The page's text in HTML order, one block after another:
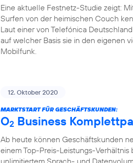
Eine aktuelle Festnetz-Studie zeigt:
Surfen von der heimischen Couch
Laut einer von Telefónica
auf welcher Basis sie in den eigenen
Mobilfunk.
12. Oktober 2020
MARKTSTART FÜR GESCHÄFTSKUNDEN:
O2 Business
Ab heute können Geschäftskunden
einem Top-Preis-Leistungs-Verhältnis
unlimitiertem Sprach- und